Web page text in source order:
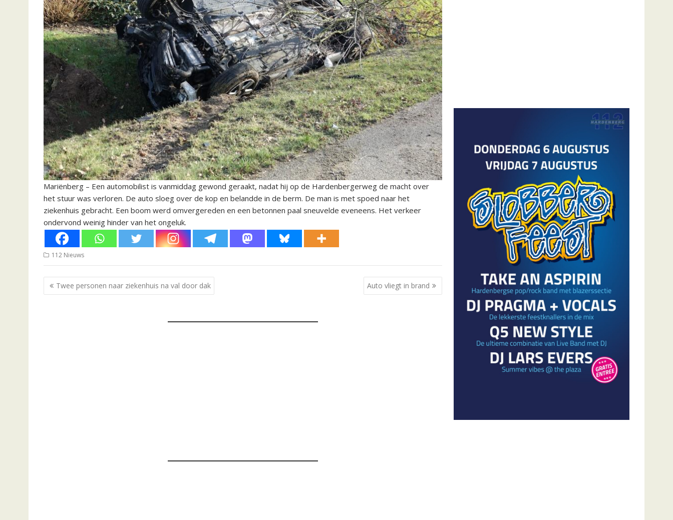
Mariënberg – Een automobilist is vanmiddag gewond geraakt, nadat hij op de Hardenbergerweg de macht over
het stuur was verloren. De auto sloeg over de kop en belandde in de berm. De man is met spoed naar het
ziekenhuis gebracht. Een boom werd omvergereden en een betonnen paal sneuvelde eveneens. Het verkeer
ondervond weinig hinder van het ongeluk.
112 Nieuws
Bericht
navigatie
Twee personen naar ziekenhuis na val door dak Auto vliegt in brand